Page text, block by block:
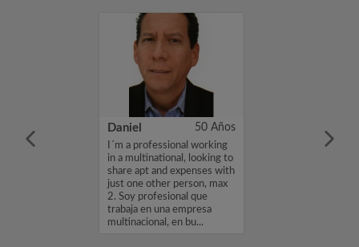
Daniel 50 Años
I´m a professional working
in a multinational, looking to
share apt and expenses with
just one other person, max
2. Soy profesional que
trabaja en una empresa
multinacional, en bu...